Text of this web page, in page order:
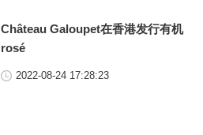
Château Galoupet在香港发行有机
rosé
2022-08-24 17:28:23